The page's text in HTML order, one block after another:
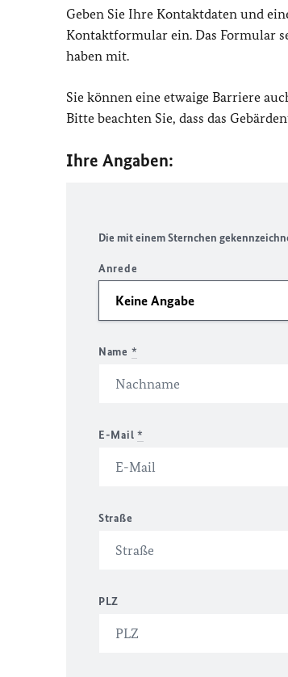
Geben Sie Ihre Kontaktdaten und
Kontaktformular ein. Das Formular
haben mit.
Sie können eine etwaige Barriere
Bitte beachten Sie, dass das
Ihre Angaben:
Die mit einem Sternchen
Anrede
Name *
E-Mail *
Straße
PLZ